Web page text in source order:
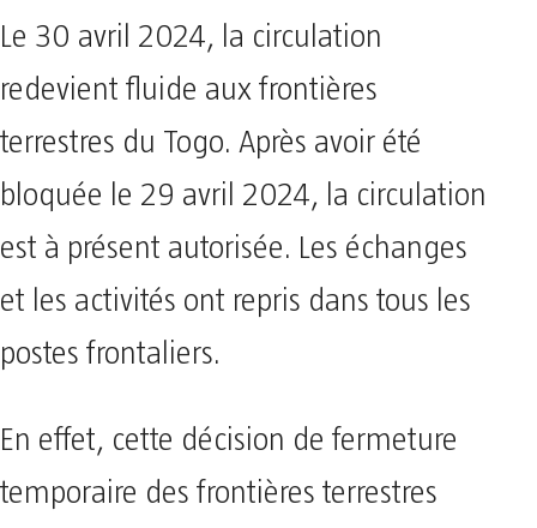
Le 30 avril 2024, la circulation
redevient fluide aux frontières
terrestres du Togo. Après avoir été
bloquée le 29 avril 2024, la circulation
est à présent autorisée. Les échanges
et les activités ont repris dans tous les
postes frontaliers.
En effet, cette décision de fermeture
temporaire des frontières terrestres